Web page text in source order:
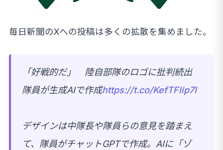
毎日新聞のXへの投稿は多くの拡散を集めました。
「好戦的だ」 陸自部隊のロゴに批判続出
隊員が生成AIで作成https://t.co/KefTFIip7I
デザインは中隊長や隊員らの意見を踏まえ
て、隊員がチャットGPTで作成。AIに「ゾ